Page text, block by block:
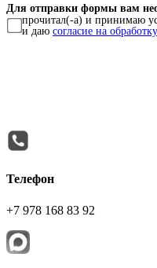
Для отправки формы вам
прочитал(-а) и принимаю
и даю согласие на обработку
Телефон
+7 978 168 83 92